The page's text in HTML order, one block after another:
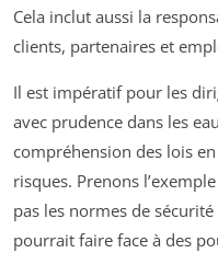
Cela inclut aussi la
clients, partenaires et
Il est impératif pour les
avec prudence dans les
compréhension des lois
risques. Prenons
pas les normes de
pourrait faire face à des